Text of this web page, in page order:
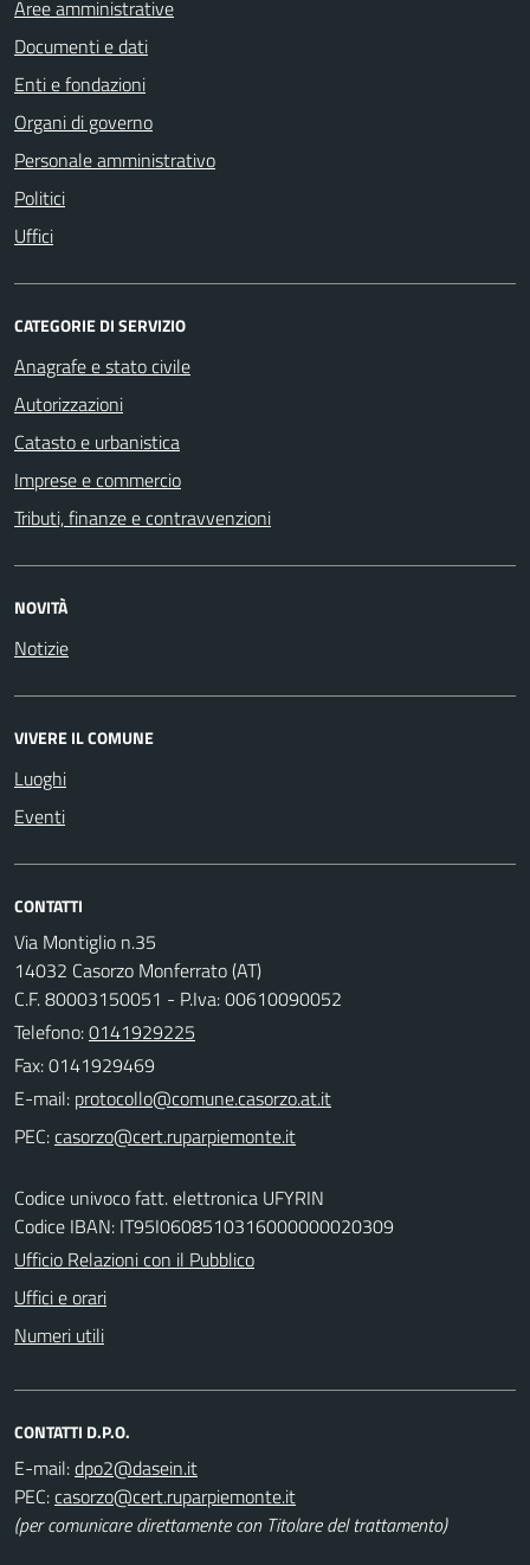
Aree amministrative
Documenti e dati
Enti e fondazioni
Organi di governo
Personale amministrativo
Politici
Uffici
CATEGORIE DI SERVIZIO
Anagrafe e stato civile
Autorizzazioni
Catasto e urbanistica
Imprese e commercio
Tributi, finanze e contravvenzioni
NOVITÀ
Notizie
VIVERE IL COMUNE
Luoghi
Eventi
CONTATTI
Via Montiglio n.35
14032 Casorzo Monferrato (AT)
C.F. 80003150051 - P.Iva: 00610090052
Telefono:0141929225
Fax: 0141929469
E-mail:
PEC:
Codice univoco fatt. elettronica UFYRIN
Codice IBAN: IT95I0608510316000000020309
Ufficio Relazioni con il Pubblico
Uffici e orari
Numeri utili
CONTATTI D.P.O.
E-mail:
PEC:
(per comunicare direttamente con Titolare del trattamento)